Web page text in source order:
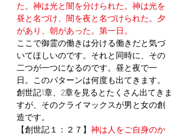
た。神は光と闇を分けられた。神は光を
昼と名づけ、闇を夜と名づけられた。夕
があり、朝があった。第一日。
ここで御霊の働きは分ける働きだと気づ
いてほしいのです。それと同時に、その
二つが一つになるのです。昼と夜で一
日。このパターンは何度も出てきます。
創世記1章、2章を見るとたくさん出てきま
すが、そのクライマックスが男と女の創
造です。
【創世記１：２７】 神は人をご自身のか